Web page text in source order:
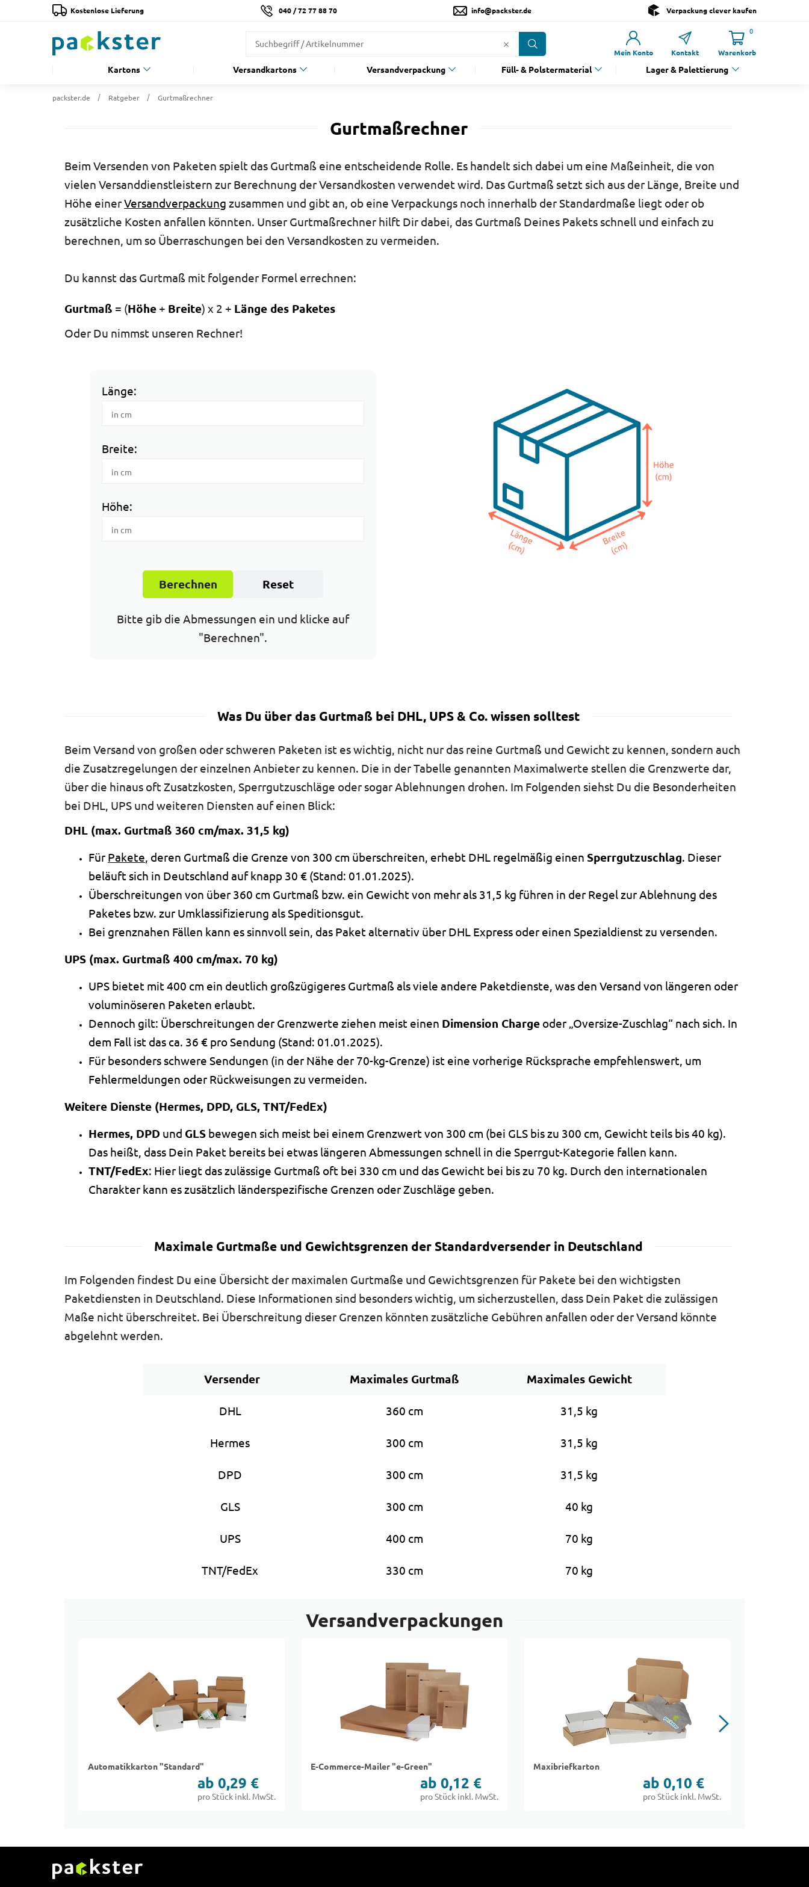
Kostenlose Lieferung 040 / 72 77 88 70 info@packster.de Verpackung clever kaufen
Mein Konto Kontakt
0
Warenkorb
Kartons Versandkartons Versandverpackung Füll- & Polstermaterial Lager & Palettierung
packster.de Ratgeber Gurtmaßrechner
Gurtmaßrechner
Beim Versenden von Paketen spielt das Gurtmaß eine entscheidende Rolle. Es handelt sich dabei um eine Maßeinheit, die von
vielen Versanddienstleistern zur Berechnung der Versandkosten verwendet wird. Das Gurtmaß setzt sich aus der Länge, Breite und
Höhe einerVersandverpackung zusammen und gibt an, ob eine Verpackungs noch innerhalb der Standardmaße liegt oder ob
zusätzliche Kosten anfallen könnten. Unser Gurtmaßrechner hilft Dir dabei, das Gurtmaß Deines Pakets schnell und einfach zu
berechnen, um so Überraschungen bei den Versandkosten zu vermeiden.
Du kannst das Gurtmaß mit folgender Formel errechnen:
Gurtmaß = (Höhe + Breite) x 2 + Länge des Paketes
Oder Du nimmst unseren Rechner!
Länge:
Breite:
Höhe:
Berechnen Reset
Bitte gib die Abmessungen ein und klicke auf
"Berechnen".
Was Du über das Gurtmaß bei DHL, UPS & Co. wissen solltest
Beim Versand von großen oder schweren Paketen ist es wichtig, nicht nur das reine Gurtmaß und Gewicht zu kennen, sondern auch
die Zusatzregelungen der einzelnen Anbieter zu kennen. Die in der Tabelle genannten Maximalwerte stellen die Grenzwerte dar,
über die hinaus oft Zusatzkosten, Sperrgutzuschläge oder sogar Ablehnungen drohen. Im Folgenden siehst Du die Besonderheiten
bei DHL, UPS und weiteren Diensten auf einen Blick:
DHL (max. Gurtmaß 360 cm/max. 31,5 kg)
Für Pakete, deren Gurtmaß die Grenze von 300 cm überschreiten, erhebt DHL regelmäßig einen Sperrgutzuschlag. Dieser
beläuft sich in Deutschland auf knapp 30 € (Stand: 01.01.2025).
Überschreitungen von über 360 cm Gurtmaß bzw. ein Gewicht von mehr als 31,5 kg führen in der Regel zur Ablehnung des
Paketes bzw. zur Umklassifizierung als Speditionsgut.
Bei grenznahen Fällen kann es sinnvoll sein, das Paket alternativ über DHL Express oder einen Spezialdienst zu versenden.
UPS (max. Gurtmaß 400 cm/max. 70 kg)
UPS bietet mit 400 cm ein deutlich großzügigeres Gurtmaß als viele andere Paketdienste, was den Versand von längeren oder
voluminöseren Paketen erlaubt.
Dennoch gilt: Überschreitungen der Grenzwerte ziehen meist einen Dimension Charge oder „Oversize-Zuschlag“ nach sich. In
dem Fall ist das ca. 36 € pro Sendung (Stand: 01.01.2025).
Für besonders schwere Sendungen (in der Nähe der 70-kg-Grenze) ist eine vorherige Rücksprache empfehlenswert, um
Fehlermeldungen oder Rückweisungen zu vermeiden.
Weitere Dienste (Hermes, DPD, GLS, TNT/FedEx)
Hermes, DPD und GLS bewegen sich meist bei einem Grenzwert von 300 cm (bei GLS bis zu 300 cm, Gewicht teils bis 40 kg).
Das heißt, dass Dein Paket bereits bei etwas längeren Abmessungen schnell in die Sperrgut-Kategorie fallen kann.
TNT/FedEx: Hier liegt das zulässige Gurtmaß oft bei 330 cm und das Gewicht bei bis zu 70 kg. Durch den internationalen
Charakter kann es zusätzlich länderspezifische Grenzen oder Zuschläge geben.
Maximale Gurtmaße und Gewichtsgrenzen der Standardversender in Deutschland
Im Folgenden findest Du eine Übersicht der maximalen Gurtmaße und Gewichtsgrenzen für Pakete bei den wichtigsten
Paketdiensten in Deutschland. Diese Informationen sind besonders wichtig, um sicherzustellen, dass Dein Paket die zulässigen
Maße nicht überschreitet. Bei Überschreitung dieser Grenzen könnten zusätzliche Gebühren anfallen oder der Versand könnte
abgelehnt werden.
Versender Maximales Gurtmaß Maximales Gewicht
DHL 360 cm 31,5 kg
Hermes 300 cm 31,5 kg
DPD 300 cm 31,5 kg
GLS 300 cm 40 kg
UPS 400 cm 70 kg
TNT/FedEx 330 cm 70 kg
Versandverpackungen
Automatikkarton "Standard"
ab 0,29 €
pro Stück inkl. MwSt.
E-Commerce-Mailer "e-Green"
ab 0,12 €
pro Stück inkl. MwSt.
Maxibriefkarton
ab 0,10 €
pro Stück inkl. MwSt.